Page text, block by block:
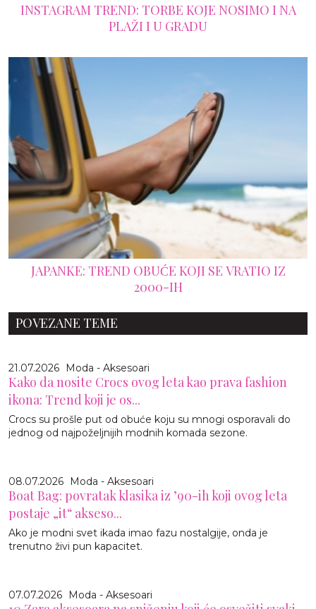
INSTAGRAM TREND: TORBE KOJE NOSIMO I NA
PLAŽI I U GRADU
JAPANKE: TREND OBUĆE KOJI SE VRATIO IZ
2000-IH
POVEZANE TEME
21.07.2026 Moda - Aksesoari
Kako da nosite Crocs ovog leta kao prava fashion
ikona: Trend koji je os...
Crocs su prošle put od obuće koju su mnogi osporavali do
jednog od najpoželjnijih modnih komada sezone.
08.07.2026 Moda - Aksesoari
Boat Bag: povratak klasika iz ’90-ih koji ovog leta
postaje „it“ akseso...
Ako je modni svet ikada imao fazu nostalgije, onda je
trenutno živi pun kapacitet.
07.07.2026 Moda - Aksesoari